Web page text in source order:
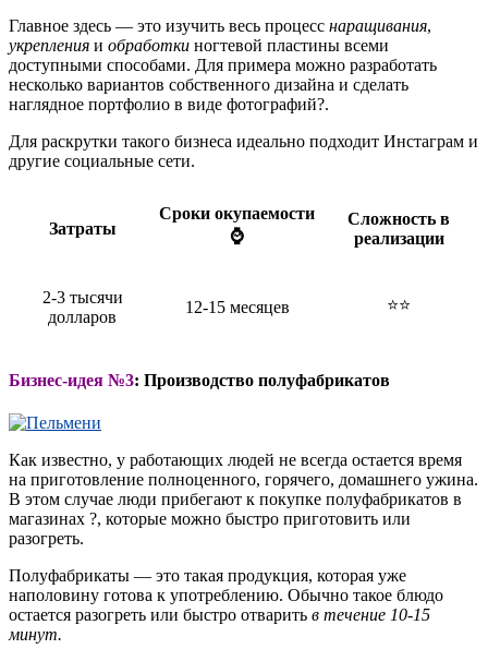
Главное здесь — это изучить весь процесс наращивания,
укрепления и обработки ногтевой пластины всеми
доступными способами. Для примера можно разработать
несколько вариантов собственного дизайна и сделать
наглядное портфолио в виде фотографий?.
Для раскрутки такого бизнеса идеально подходит Инстаграм и
другие социальные сети.
Затраты
Сроки окупаемости
⌚
Сложность в
реализации
2-3 тысячи
долларов
12-15 месяцев ⭐⭐
Бизнес-идея №3: Производство полуфабрикатов
Как известно, у работающих людей не всегда остается время
на приготовление полноценного, горячего, домашнего ужина.
В этом случае люди прибегают к покупке полуфабрикатов в
магазинах ?, которые можно быстро приготовить или
разогреть.
Полуфабрикаты — это такая продукция, которая уже
наполовину готова к употреблению. Обычно такое блюдо
остается разогреть или быстро отварить в течение 10-15
минут.